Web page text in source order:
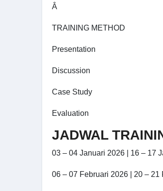
Â
TRAINING METHOD
Presentation
Discussion
Case Study
Evaluation
JADWAL
03 – 04 Januari 2026 | 16 – 17
06 – 07 Februari 2026 | 20 – 21